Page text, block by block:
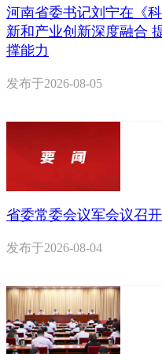
河南省委书记刘宁在《
新和产业创新深度融合
撑能力
发布于2026-08-05
省委常委会议军会议召
发布于2026-08-04